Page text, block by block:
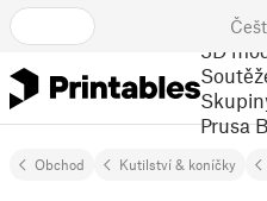
3D
Prusa
Obchod Kutilství & koníčky